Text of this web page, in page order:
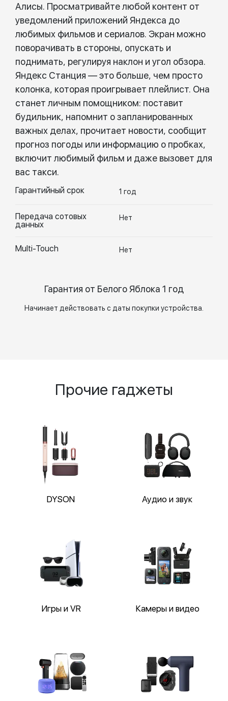
Алисы. Просматривайте любой контент от
уведомлений приложений Яндекса до
любимых фильмов и сериалов. Экран можно
поворачивать в стороны, опускать и
поднимать, регулируя наклон и угол обзора.
Яндекс Станция — это больше, чем просто
колонка, которая проигрывает плейлист. Она
станет личным помощником: поставит
будильник, напомнит о запланированных
важных делах, прочитает новости, сообщит
прогноз погоды или информацию о пробках,
включит любимый фильм и даже вызовет для
вас такси.
Гарантийный срок 1 год
Передача сотовых
данных
Нет
Multi-Touch Нет
Гарантия от Белого Яблока 1 год
Начинает действовать с даты покупки устройства.
Прочие гаджеты
DYSON Аудио и звук
Игры и VR Камеры и видео